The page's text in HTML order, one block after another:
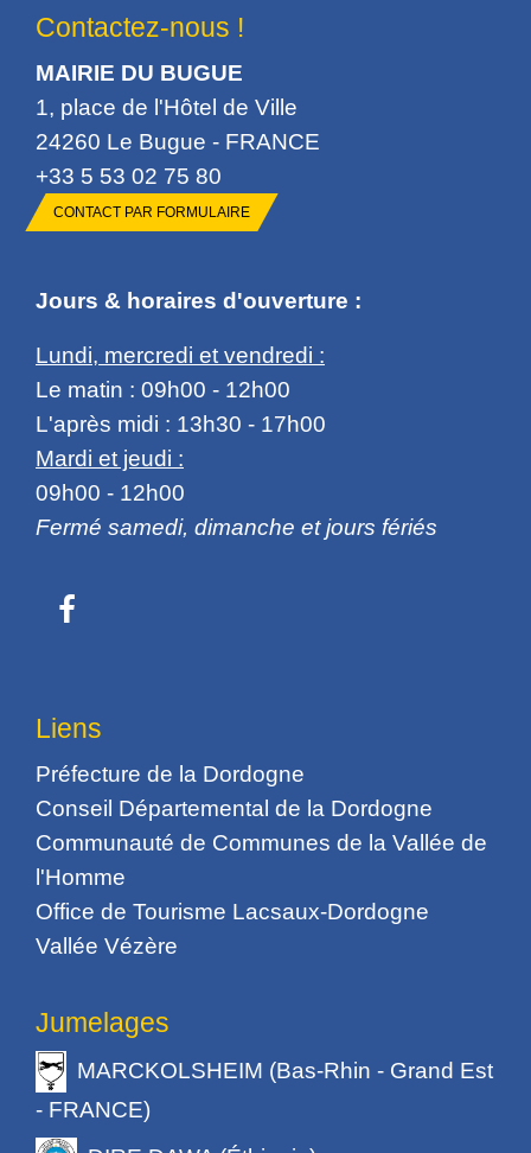
Contactez-nous !
MAIRIE DU BUGUE
1, place de l'Hôtel de Ville
24260 Le Bugue - FRANCE
+33 5 53 02 75 80
CONTACT PAR FORMULAIRE
Jours & horaires d'ouverture :
Lundi, mercredi et vendredi :
Le matin : 09h00 - 12h00
L'après midi : 13h30 - 17h00
Mardi et jeudi :
09h00 - 12h00
Fermé samedi, dimanche et jours fériés
Liens
Préfecture de la Dordogne
Conseil Départemental de la Dordogne
Communauté de Communes de la Vallée de
l'Homme
Office de Tourisme Lacsaux-Dordogne
Vallée Vézère
Jumelages
MARCKOLSHEIM (Bas-Rhin - Grand Est
- FRANCE)